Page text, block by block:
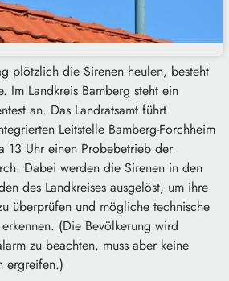
plötzlich die Sirenen heulen, besteht
Im Landkreis Bamberg steht ein
an. Das Landratsamt führt
Leitstelle Bamberg-Forchheim
13 Uhr einen Probebetrieb der
Dabei werden die Sirenen in den
des Landkreises ausgelöst, um ihre
überprüfen und mögliche technische
(Die Bevölkerung wird
zu beachten, muss aber keine
ergreifen.)